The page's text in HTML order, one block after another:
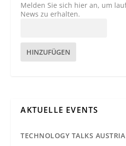
Melden Sie sich hier an, um
News zu erhalten.
HINZUFÜGEN
AKTUELLE EVENTS
TECHNOLOGY TALKS